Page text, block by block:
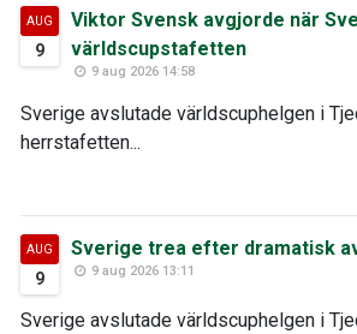
AUG
9
Viktor Svensk avgjorde när
världscupstafetten
9 aug 2026 14:58
Sverige avslutade världscuphelgen i
herrstafetten...
AUG
9
Sverige trea efter dramatisk
9 aug 2026 13:11
Sverige avslutade världscuphelgen i